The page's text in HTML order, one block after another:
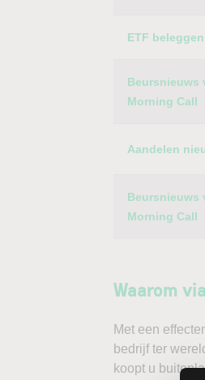
ETF beleggen
Beursnieuws
Morning Call
Aandelen
Beursnieuws
Morning Call
Waarom
Met een
bedrijf ter
koopt u